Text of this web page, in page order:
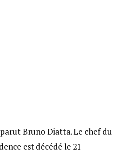
Bruno Diatta. Le chef du
est décédé le 21